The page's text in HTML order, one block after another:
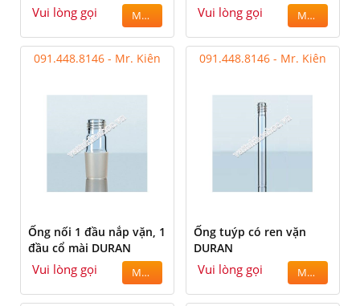
Vui lòng gọi MUA Vui lòng gọi MUA
091.448.8146 - Mr. Kiên
Ống nối 1 đầu nắp vặn, 1
đầu cổ mài DURAN
Vui lòng gọi MUA
091.448.8146 - Mr. Kiên
Ống tuýp có ren vặn
DURAN
Vui lòng gọi MUA